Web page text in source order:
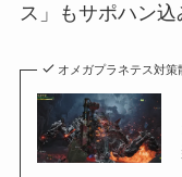
ス」もサポハン込
オメガプラネテス対策